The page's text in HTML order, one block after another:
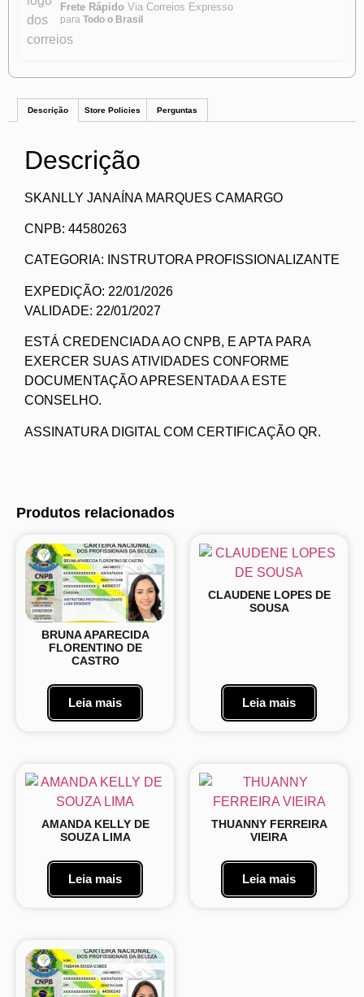
Frete Rápido Via Correios Expresso
para Todo o Brasil
Descrição Store Policies Perguntas
Descrição
SKANLLY JANAÍNA MARQUES CAMARGO
CNPB: 44580263
CATEGORIA: INSTRUTORA PROFISSIONALIZANTE
EXPEDIÇÃO: 22/01/2026
VALIDADE: 22/01/2027
ESTÁ CREDENCIADA AO CNPB, E APTA PARA
EXERCER SUAS ATIVIDADES CONFORME
DOCUMENTAÇÃO APRESENTADA A ESTE
CONSELHO.
ASSINATURA DIGITAL COM CERTIFICAÇÃO QR.
Produtos relacionados
BRUNA APARECIDA
FLORENTINO DE
CASTRO
Leia mais
CLAUDENE LOPES DE
SOUSA
Leia mais
AMANDA KELLY DE
SOUZA LIMA
Leia mais
THUANNY FERREIRA
VIEIRA
Leia mais